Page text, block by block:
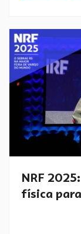
NRF
física